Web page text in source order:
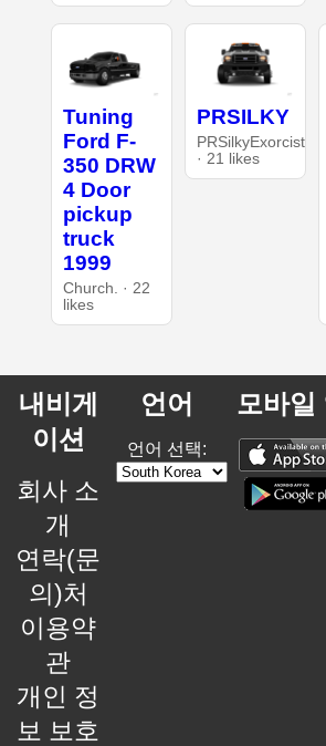
Tuning
Ford F-
350 DRW
4 Door
pickup
truck
1999
Church. · 22
likes
PRSILKY
PRSilkyExorcist
· 21 likes
내비게
이션
회사 소
개
연락(문
의)처
이용약
관
개인 정
보 보호
언어
언어 선택:
모바일